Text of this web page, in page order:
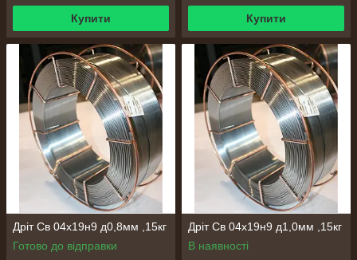
Купити Купити
Дріт Св 04х19н9 д0,8мм ,15кг
Готово до відправки
Дріт Св 04х19н9 д1,0мм ,15кг
В наявності